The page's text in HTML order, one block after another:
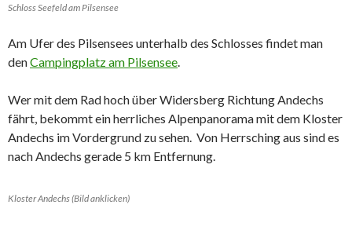
Schloss Seefeld am Pilsensee
Am Ufer des Pilsensees unterhalb des Schlosses findet man
denCampingplatz am Pilsensee.
Wer mit dem Rad hoch über Widersberg Richtung Andechs
fährt, bekommt ein herrliches Alpenpanorama mit dem Kloster
Andechs im Vordergrund zu sehen. Von Herrsching aus sind es
nach Andechs gerade 5 km Entfernung.
Kloster Andechs (Bild anklicken)